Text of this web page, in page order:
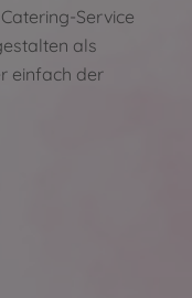
Service
als
einfach der